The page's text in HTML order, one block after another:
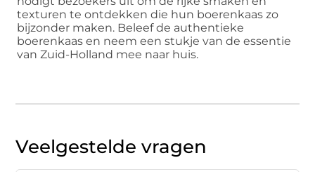
texturen te ontdekken die hun boerenkaas zo
bijzonder maken. Beleef de authentieke
boerenkaas en neem een stukje van de essentie
van Zuid-Holland mee naar huis.
Veelgestelde vragen